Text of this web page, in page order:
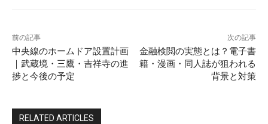
前の記事
中央線のホームドア設置計画
｜武蔵境・三鷹・吉祥寺の進
捗と今後の予定
次の記事
金融検閲の実態とは？電子書
籍・漫画・同人誌が狙われる
背景と対策
RELATED ARTICLES